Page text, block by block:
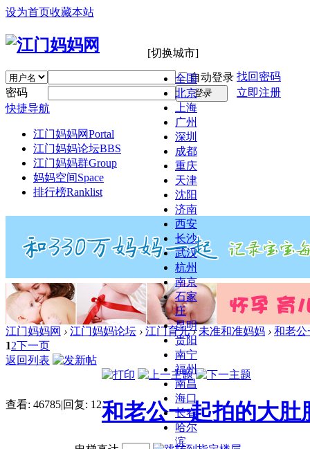
设为首页收藏本站
[切换城市]
全国
北京
上海
广州
深圳
成都
重庆
天津
沈阳
济南
西安
长沙
武汉
杭州
南京
石家
庄
昆明
贵阳
南宁
福州
南昌
海口
长春
哈尔
滨
自动登录 找回密码
密码
登录
立即注册
快捷导航
江门妈妈网Portal
江门妈妈论坛BBS
江门妈妈群Group
妈妈空间Space
排行榜Ranklist
江门妈妈网 › 江门妈妈论坛 › 江门育儿 › 未准和准妈妈 › 和老公
12下一页
返回列表
查看: 46785|回复: 12和老公一起拍的大肚